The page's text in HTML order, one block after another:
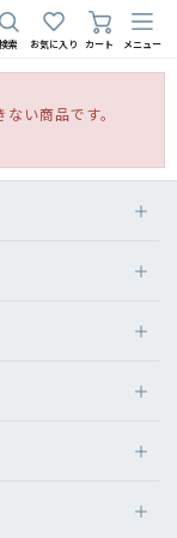
検索 お気に入り カート メニュー
い商品です。